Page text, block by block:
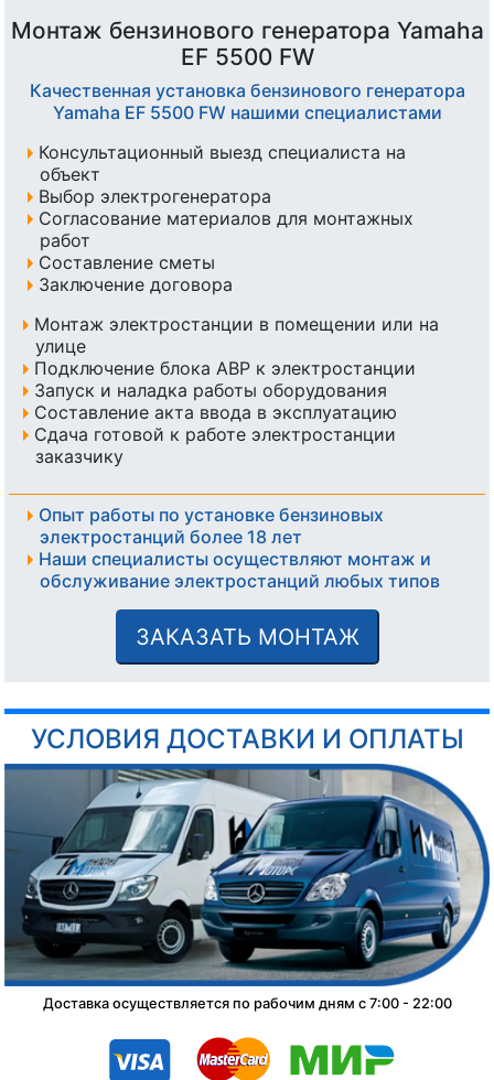
Монтаж бензинового генератора Yamaha
EF 5500 FW
Качественная установка бензинового генератора
Yamaha EF 5500 FW нашими специалистами
Консультационный выезд специалиста на
объект
Выбор электрогенератора
Согласование материалов для монтажных
работ
Составление сметы
Заключение договора
Монтаж электростанции в помещении или на
улице
Подключение блока АВР к электростанции
Запуск и наладка работы оборудования
Составление акта ввода в эксплуатацию
Сдача готовой к работе электростанции
заказчику
Опыт работы по установке бензиновых
электростанций более 18 лет
Наши специалисты осуществляют монтаж и
обслуживание электростанций любых типов
ЗАКАЗАТЬ МОНТАЖ
УСЛОВИЯ ДОСТАВКИ И ОПЛАТЫ
Доставка осуществляется по рабочим дням с 7:00 - 22:00